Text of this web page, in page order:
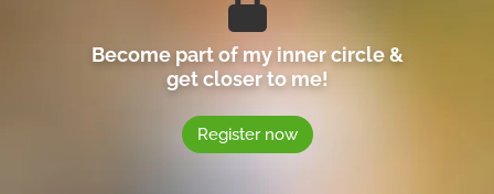
Become part of my inner circle &
get closer to me!
Register now